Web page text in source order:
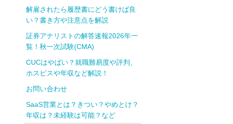
解雇されたら履歴書にどう書けば良
い？書き方や注意点を解説
証券アナリストの解答速報2026年一
覧！秋一次試験(CMA)
CUCはやばい？就職難易度や評判、
ホスピスや年収など解説！
お問い合わせ
SaaS営業とは？きつい？やめとけ？
年収は？未経験は可能？など